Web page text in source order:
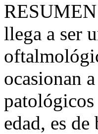
llega a ser
ocasionan
edad, es